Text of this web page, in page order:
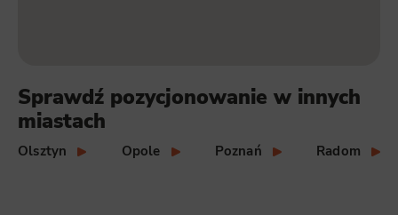
Sprawdź pozycjonowanie w innych
miastach
Olsztyn Opole Poznań Radom